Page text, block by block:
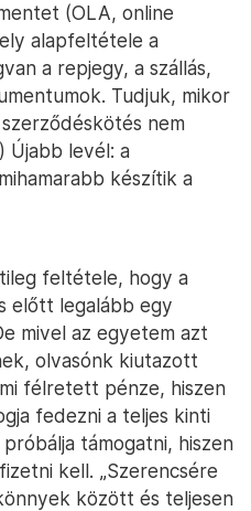
(OLA, online
alapfeltétele a
a repjegy, a szállás,
Tudjuk, mikor
nem
Újabb levél: a
készítik a
feltétele, hogy a
előtt legalább egy
mivel az egyetem azt
olvasónk kiutazott
félretett pénze, hiszen
fedezni a teljes kinti
támogatni, hiszen
kell. „Szerencsére
között és teljesen